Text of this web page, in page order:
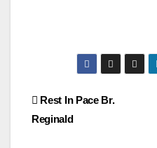
Post
navigation
Rest In Pace Br.
Reginald